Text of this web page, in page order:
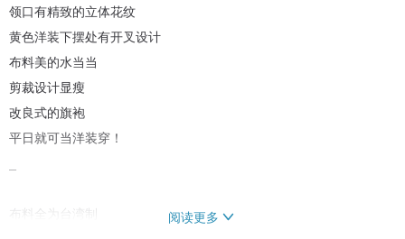
领口有精致的立体花纹
黄色洋装下摆处有开叉设计
布料美的水当当
剪裁设计显瘦
改良式的旗袍
平日就可当洋装穿！
布料全为台湾制
阅读更多